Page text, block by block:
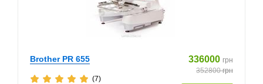
Brother PR 655 336000 грн
352800грн
(7)